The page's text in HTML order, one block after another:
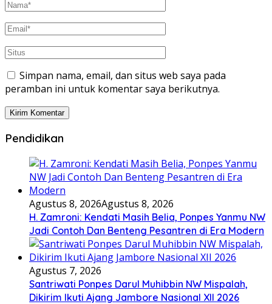
Simpan nama, email, dan situs web saya pada
peramban ini untuk komentar saya berikutnya.
Pendidikan
Agustus 8, 2026Agustus 8, 2026
H. Zamroni: Kendati Masih Belia, Ponpes Yanmu NW
Jadi Contoh Dan Benteng Pesantren di Era Modern
Agustus 7, 2026
Santriwati Ponpes Darul Muhibbin NW Mispalah,
Dikirim Ikuti Ajang Jambore Nasional XII 2026